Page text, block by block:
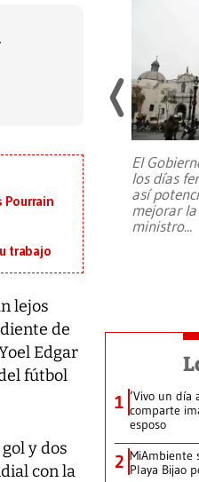
Pourrain
trabajo
lejos
de
Edgar
fútbol
y dos
con la
el
El
los días
así
mejorar
ministro...
1 ‘Vivo un día
comparte
esposo
2 MiAmbiente
Playa Bijao